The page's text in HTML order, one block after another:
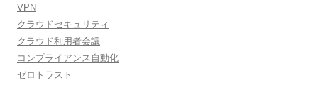
VPN
クラウドセキュリティ
クラウド利用者会議
コンプライアンス自動化
ゼロトラスト